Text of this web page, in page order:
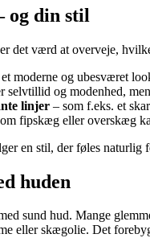
og din stil
det værd at overveje,
moderne og ubesværet
selvtillid og modenhed,
linjer – som f.eks. et
fipskæg eller overskæg
en stil, der føles naturlig
huden
sund hud. Mange
eller skægolie. Det